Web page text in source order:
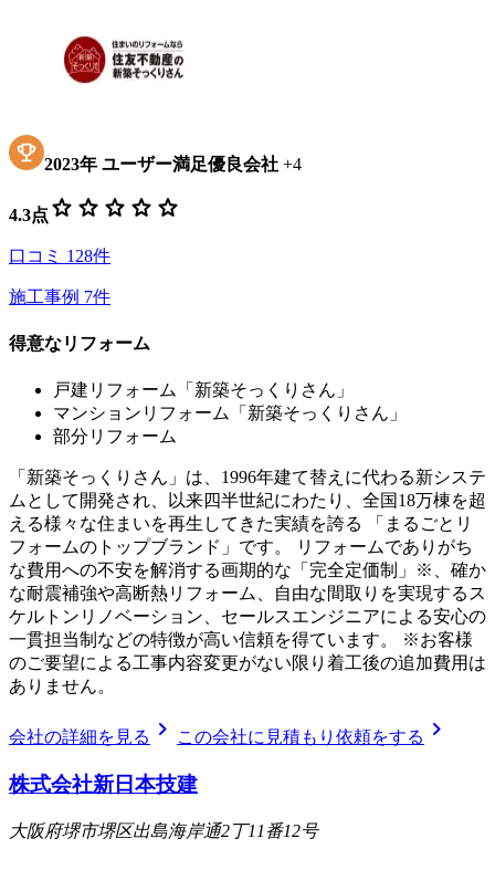
2023年 ユーザー満足優良会社 +4
4.3点 star star star star star
口コミ 128件
施工事例 7件
得意なリフォーム
戸建リフォーム「新築そっくりさん」
マンションリフォーム「新築そっくりさん」
部分リフォーム
「新築そっくりさん」は、1996年建て替えに代わる新システ
ムとして開発され、以来四半世紀にわたり、全国18万棟を超
える様々な住まいを再生してきた実績を誇る 「まるごとリ
フォームのトップブランド」です。 リフォームでありがち
な費用への不安を解消する画期的な「完全定価制」※、確か
な耐震補強や高断熱リフォーム、自由な間取りを実現するス
ケルトンリノベーション、セールスエンジニアによる安心の
一貫担当制などの特徴が高い信頼を得ています。 ※お客様
のご要望による工事内容変更がない限り着工後の追加費用は
ありません。
会社の詳細を見る chevron_right この会社に見積もり依頼をする chevron_right
株式会社新日本技建
大阪府堺市堺区出島海岸通2丁11番12号